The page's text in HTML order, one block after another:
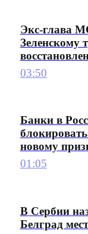
Экс-глава
Зеленскому
03:50
Банки в
новому
01:05
В Сербии
Белград